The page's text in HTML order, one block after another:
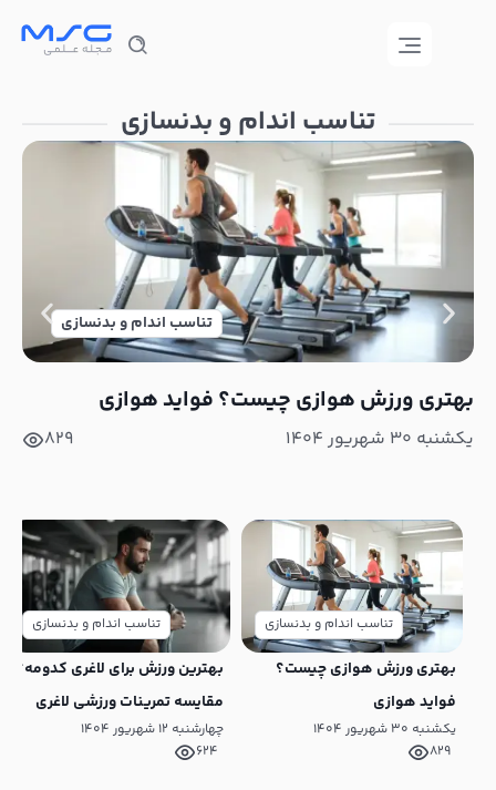
تناسب اندام و بدنسازی
تناسب اندام و بدنسازی
بهتری ورزش هوازی چیست؟ فواید هوازی
یکشنبه ۳۰ شهریور ۱۴۰۴ 829
تناسب اندام و بدنسازی
بهتری ورزش هوازی چیست؟
فواید هوازی
یکشنبه ۳۰ شهریور ۱۴۰۴
829
تناسب اندام و بدنسازی
بهترین ورزش برای لاغری کدومه؟
مقایسه تمرینات ورزشی لاغری
چهارشنبه ۱۲ شهریور ۱۴۰۴
624